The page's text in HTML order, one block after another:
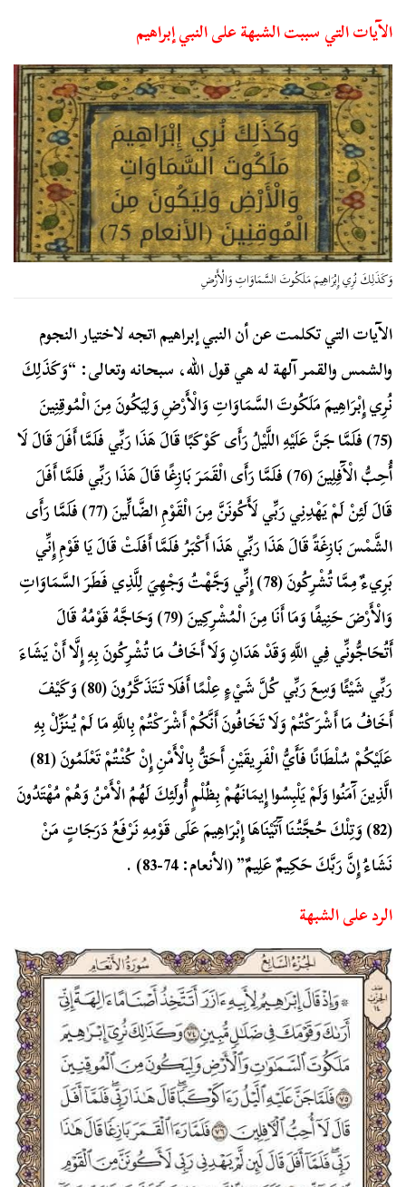
الآيات التي سببت الشبهة على النبي إبراهيم
وَكَذَلِكَ نُرِي إِبْرَاهِيمَ مَلَكُوتَ السَّمَاوَاتِ وَالْأَرْضِ
الآيات التي تكلمت عن أن النبي إبراهيم اتجه لاختيار النجوم
والشمس والقمر آلهة له هي قول الله، سبحانه وتعالى: “وَكَذَلِكَ
نُرِي إِبْرَاهِيمَ مَلَكُوتَ السَّمَاوَاتِ وَالْأَرْضِ وَلِيَكُونَ مِنَ الْمُوقِنِينَ
(75) فَلَمَّا جَنَّ عَلَيْهِ اللَّيْلُ رَأَى كَوْكَبًا قَالَ هَذَا رَبِّي فَلَمَّا أَفَلَ قَالَ لَا
أُحِبُّ الْآَفِلِينَ (76) فَلَمَّا رَأَى الْقَمَرَ بَازِغًا قَالَ هَذَا رَبِّي فَلَمَّا أَفَلَ
قَالَ لَئِنْ لَمْ يَهْدِنِي رَبِّي لَأَكُونَنَّ مِنَ الْقَوْمِ الضَّالِّينَ (77) فَلَمَّا رَأَى
الشَّمْسَ بَازِغَةً قَالَ هَذَا رَبِّي هَذَا أَكْبَرُ فَلَمَّا أَفَلَتْ قَالَ يَا قَوْمِ إِنِّي
بَرِيءٌ مِمَّا تُشْرِكُونَ (78) إِنِّي وَجَّهْتُ وَجْهِيَ لِلَّذِي فَطَرَ السَّمَاوَاتِ
وَالْأَرْضَ حَنِيفًا وَمَا أَنَا مِنَ الْمُشْرِكِينَ (79) وَحَاجَّهُ قَوْمُهُ قَالَ
أَتُحَاجُّونِّي فِي اللَّهِ وَقَدْ هَدَانِ وَلَا أَخَافُ مَا تُشْرِكُونَ بِهِ إِلَّا أَنْ يَشَاءَ
رَبِّي شَيْئًا وَسِعَ رَبِّي كُلَّ شَيْءٍ عِلْمًا أَفَلَا تَتَذَكَّرُونَ (80) وَكَيْفَ
أَخَافُ مَا أَشْرَكْتُمْ وَلَا تَخَافُونَ أَنَّكُمْ أَشْرَكْتُمْ بِاللَّهِ مَا لَمْ يُنَزِّلْ بِهِ
عَلَيْكُمْ سُلْطَانًا فَأَيُّ الْفَرِيقَيْنِ أَحَقُّ بِالْأَمْنِ إِنْ كُنْتُمْ تَعْلَمُونَ (81)
الَّذِينَ آَمَنُوا وَلَمْ يَلْبِسُوا إِيمَانَهُمْ بِظُلْمٍ أُولَئِكَ لَهُمُ الْأَمْنُ وَهُمْ مُهْتَدُونَ
(82) وَتِلْكَ حُجَّتُنَا آَتَيْنَاهَا إِبْرَاهِيمَ عَلَى قَوْمِهِ نَرْفَعُ دَرَجَاتٍ مَنْ
نَشَاءُ إِنَّ رَبَّكَ حَكِيمٌ عَلِيمٌ” (الأنعام: 74-83) .
الرد على الشبهة